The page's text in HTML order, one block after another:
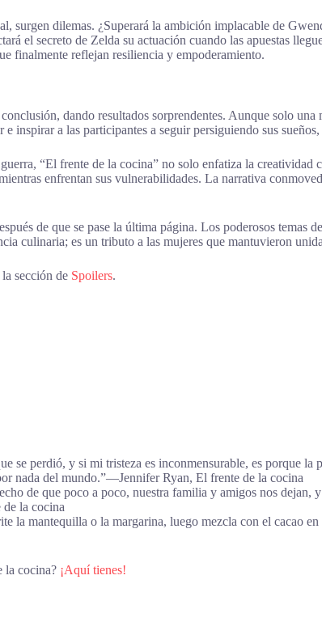
surgen dilemas. ¿Superará la ambición implacable de
el secreto de Zelda su actuación cuando las apuestas
finalmente reflejan resiliencia y empoderamiento.
dando resultados sorprendentes. Aunque solo
inspirar a las participantes a seguir persiguiendo sus
“El frente de la cocina” no solo enfatiza la
enfrentan sus vulnerabilidades. La narrativa
de que se pase la última página. Los poderosos
culinaria; es un tributo a las mujeres que mantuvieron
sección de Spoilers.
se perdió, y si mi tristeza es inconmensurable, es porque
nada del mundo.”―Jennifer Ryan, El frente de la cocina
de que poco a poco, nuestra familia y amigos nos
la cocina
la mantequilla o la margarina, luego mezcla con el cacao
la cocina? ¡Aquí tienes!